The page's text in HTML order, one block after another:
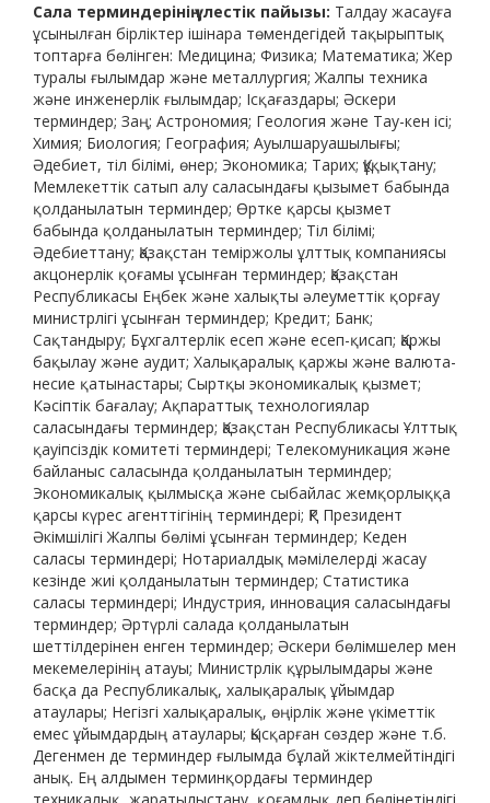
Сала терминдерінің үлестік пайызы: Талдау жасауға
ұсынылған бірліктер ішінара төмендегідей тақырыптық
топтарға бөлінген: Медицина; Физика; Математика; Жер
туралы ғылымдар және металлургия; Жалпы техника
және инженерлік ғылымдар; Ісқағаздары; Әскери
терминдер; Заң; Астрономия; Геология және Тау-кен ісі;
Химия; Биология; География; Ауылшаруашылығы;
Әдебиет, тіл білімі, өнер; Экономика; Тарих; Құқықтану;
Мемлекеттік сатып алу саласындағы қызымет бабында
қолданылатын терминдер; Өртке қарсы қызмет
бабында қолданылатын терминдер; Тіл білімі;
Әдебиеттану; Қазақстан теміржолы ұлттық компаниясы
акцонерлік қоғамы ұсынған терминдер; Қазақстан
Республикасы Еңбек және халықты әлеуметтік қорғау
министрлігі ұсынған терминдер; Кредит; Банк;
Сақтандыру; Бұхгалтерлік есеп және есеп-қисап; Қаржы
бақылау және аудит; Халықаралық қаржы және валюта-
несие қатынастары; Сыртқы экономикалық қызмет;
Кәсіптік бағалау; Ақпараттық технологиялар
саласындағы терминдер; Қазақстан Республикасы Ұлттық
қауіпсіздік комитеті терминдері; Телекомуникация және
байланыс саласында қолданылатын терминдер;
Экономикалық қылмысқа және сыбайлас жемқорлыққа
қарсы күрес агенттігінің терминдері; ҚР Президент
Әкімшілігі Жалпы бөлімі ұсынған терминдер; Кеден
саласы терминдері; Нотариалдық мәмілелерді жасау
кезінде жиі қолданылатын терминдер; Статистика
саласы терминдері; Индустрия, инновация саласындағы
терминдер; Әртүрлі салада қолданылатын
шеттілдерінен енген терминдер; Әскери бөлімшелер мен
мекемелерінің атауы; Министрлік құрылымдары және
басқа да Республикалық, халықаралық ұйымдар
атаулары; Негізгі халықаралық, өңірлік және үкіметтік
емес ұйымдардың атаулары; Қысқарған сөздер және т.б.
Дегенмен де терминдер ғылымда бұлай жіктелмейтіндігі
анық. Ең алдымен терминқордағы терминдер